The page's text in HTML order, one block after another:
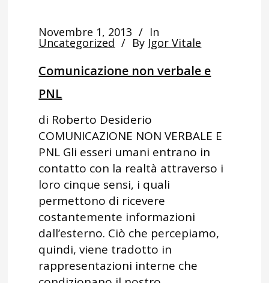
Novembre 1, 2013 In
Uncategorized By Igor Vitale
Comunicazione non verbale e
PNL
di Roberto Desiderio
COMUNICAZIONE NON VERBALE E
PNL Gli esseri umani entrano in
contatto con la realtà attraverso i
loro cinque sensi, i quali
permettono di ricevere
costantemente informazioni
dall’esterno. Ciò che percepiamo,
quindi, viene tradotto in
rappresentazioni interne che